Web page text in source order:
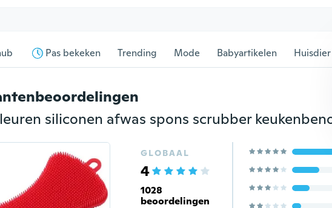
Pas bekeken Trending Mode Babyartikelen
GLOBAAL
4
1028
beoordelingen